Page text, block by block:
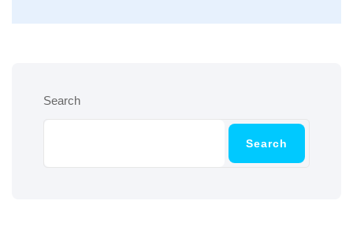
Search
Search